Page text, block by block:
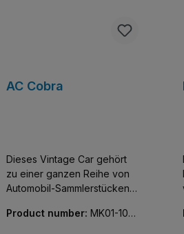
AC Cobra
Dieses Vintage Car gehört
zu einer ganzen Reihe von
Automobil-Sammlerstücken
detailgetreuen Autos sehen
Product number: MK01-102